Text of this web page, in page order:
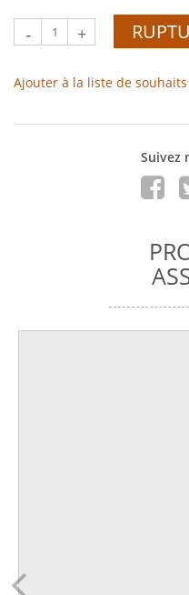
- +
Ajouter à la liste de souhaits
Suivez